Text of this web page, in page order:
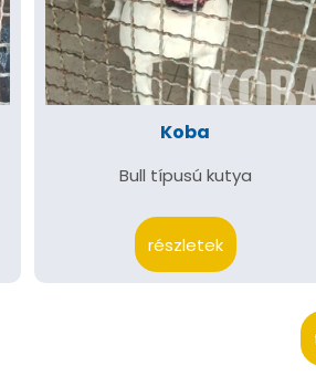
Koba
Bull típusú kutya
részletek